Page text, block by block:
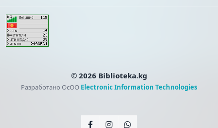
© 2026 Biblioteka.kg
Разработано ОсОО Electronic Information Technologies